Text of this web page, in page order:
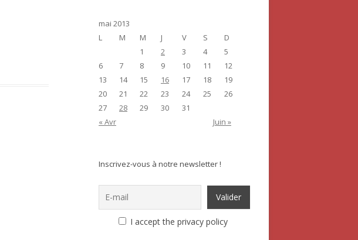
mai 2013
L
M M J V S
D
1
2 3 4
5
6
7 8 9 10 11
12
13
14 15 16 17 18
19
20
21 22 23 24 25
26
27
28 29 30
31
« Avr
Juin »
Inscrivez-vous à notre newsletter !
I accept the privacy policy